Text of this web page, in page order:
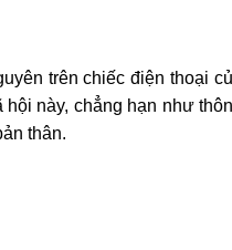
trên chiếc điện thoại
này, chẳng hạn như
thân.